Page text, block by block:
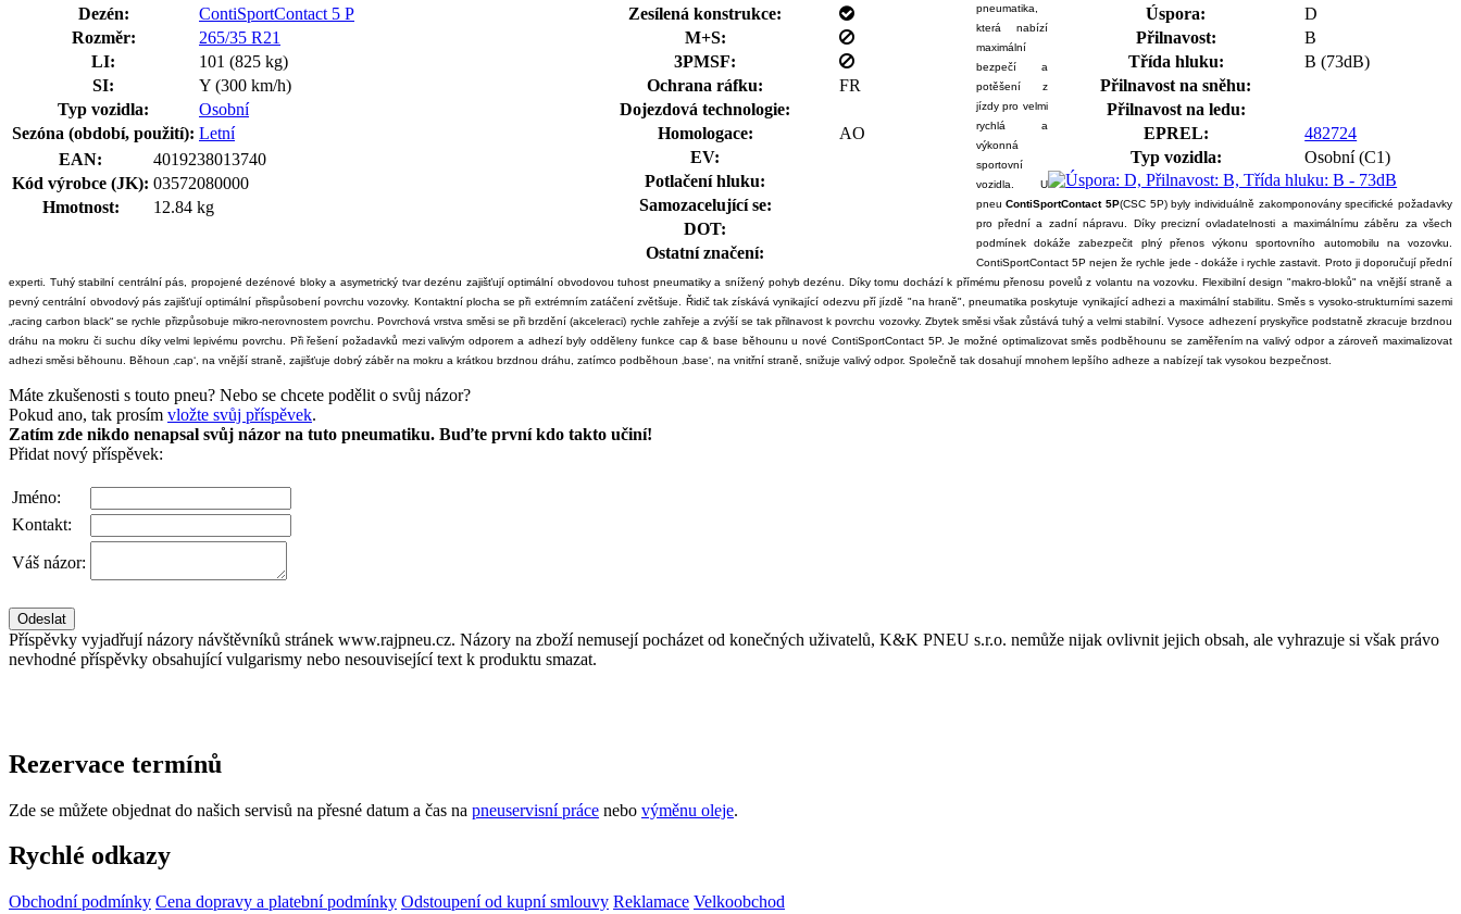
Dezén:
ContiSportContact 5 P
Rozměr:
265/35 R21
LI:
101 (825 kg)
SI:
Y (300 km/h)
Typ vozidla:
Osobní
Sezóna (období, použití): Letní
EAN:
4019238013740
Kód výrobce (JK): 03572080000
Hmotnost:
12.84 kg
Zesílená konstrukce:
M+S:
3PMSF:
Ochrana ráfku:
FR
Dojezdová technologie:
Homologace:
AO
EV:
Potlačení hluku:
Samozacelující se:
DOT:
Ostatní značení:
Úspora:
D
Přilnavost:
B
Třída hluku:
B (73dB)
Přilnavost na sněhu:
Přilnavost na ledu:
EPREL:
482724
Typ vozidla:
Osobní (C1)
pneumatika,
která nabízí
maximální
bezpečí a
potěšení z
jízdy pro velmi
rychlá a
výkonná
sportovní
vozidla. U
pneu ContiSportContact 5P(CSC 5P) byly individuálně zakomponovány specifické požadavky
pro přední a zadní nápravu. Díky precizní ovladatelnosti a maximálnímu záběru za všech
podmínek dokáže zabezpečit plný přenos výkonu sportovního automobilu na vozovku.
ContiSportContact 5P nejen že rychle jede - dokáže i rychle zastavit. Proto ji doporučují přední
experti. Tuhý stabilní centrální pás, propojené dezénové bloky a asymetrický tvar dezénu zajišťují optimální obvodovou tuhost pneumatiky a snížený pohyb dezénu. Díky tomu dochází k přímému přenosu povelů z volantu na vozovku. Flexibilní design "makro-bloků" na vnější straně a
pevný centrální obvodový pás zajišťují optimální přispůsobení povrchu vozovky. Kontaktní plocha se při extrémním zatáčení zvětšuje. Řidič tak získává vynikající odezvu pří jízdě "na hraně", pneumatika poskytuje vynikající adhezi a maximální stabilitu. Směs s vysoko-strukturními sazemi
„racing carbon black“ se rychle přizpůsobuje mikro-nerovnostem povrchu. Povrchová vrstva směsi se při brzdění (akceleraci) rychle zahřeje a zvýší se tak přilnavost k povrchu vozovky. Zbytek směsi však zůstává tuhý a velmi stabilní. Vysoce adhezení pryskyřice podstatně zkracuje brzdnou
dráhu na mokru či suchu díky velmi lepivému povrchu. Při řešení požadavků mezi valivým odporem a adhezí byly odděleny funkce cap & base běhounu u nové ContiSportContact 5P. Je možné optimalizovat směs podběhounu se zaměřením na valivý odpor a zároveň maximalizovat
adhezi směsi běhounu. Běhoun ‚cap‘, na vnější straně, zajišťuje dobrý záběr na mokru a krátkou brzdnou dráhu, zatímco podběhoun ‚base‘, na vnitřní straně, snižuje valivý odpor. Společně tak dosahují mnohem lepšího adheze a nabízejí tak vysokou bezpečnost.
Máte zkušenosti s touto pneu? Nebo se chcete podělit o svůj názor?
Pokud ano, tak prosím vložte svůj příspěvek.
Zatím zde nikdo nenapsal svůj názor na tuto pneumatiku. Buďte první kdo takto učiní!
Přidat nový příspěvek:
Jméno:
Kontakt:
Váš názor:
Příspěvky vyjadřují názory návštěvníků stránek www.rajpneu.cz. Názory na zboží nemusejí pocházet od konečných uživatelů, K&K PNEU s.r.o. nemůže nijak ovlivnit jejich obsah, ale vyhrazuje si však právo
nevhodné příspěvky obsahující vulgarismy nebo nesouvisející text k produktu smazat.
Rezervace termínů
Zde se můžete objednat do našich servisů na přesné datum a čas na pneuservisní práce nebo výměnu oleje.
Rychlé odkazy
Obchodní podmínky Cena dopravy a platební podmínky Odstoupení od kupní smlouvy Reklamace Velkoobchod